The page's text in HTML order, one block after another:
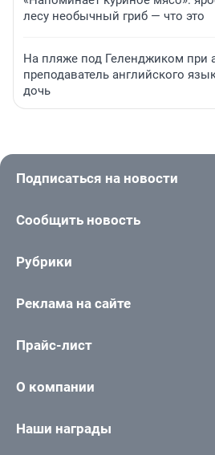
лесу необычный гриб — что это
На пляже под Геленджиком при
преподаватель английского
дочь
Подписаться на новости
Сообщить новость
Рубрики
Реклама на сайте
Прайс-лист
О компании
Наши награды